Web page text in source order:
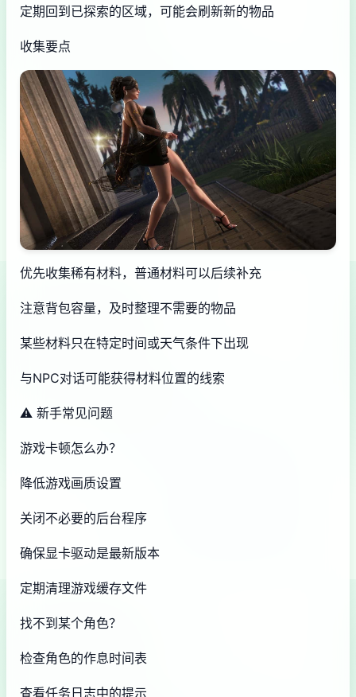
定期回到已探索的区域，可能会刷新新的物品
收集要点
优先收集稀有材料，普通材料可以后续补充
注意背包容量，及时整理不需要的物品
某些材料只在特定时间或天气条件下出现
与NPC对话可能获得材料位置的线索
⚠️ 新手常见问题
游戏卡顿怎么办？
降低游戏画质设置
关闭不必要的后台程序
确保显卡驱动是最新版本
定期清理游戏缓存文件
找不到某个角色？
检查角色的作息时间表
查看任务日志中的提示